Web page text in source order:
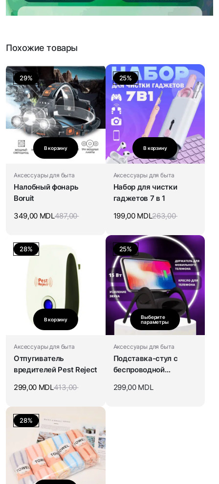
Похожие товары
29%
В корзину
Аксессуары для быта
Налобный фонарь
Boruit
487,00
349,00 MDL
25%
В корзину
Аксессуары для быта
Набор для чистки
гаджетов 7 в 1
263,00
199,00 MDL
28%
В корзину
Аксессуары для быта
Отпугиватель
вредителей Pest Reject
413,00
299,00 MDL
25%
Выберите
параметры
Аксессуары для быта
Подставка-стул с
беспроводной
звука
299,00 MDL
28%